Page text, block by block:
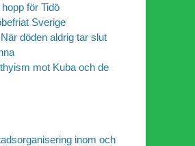
för Tidö
Sverige
döden aldrig tar slut
mot Kuba och de
inom och